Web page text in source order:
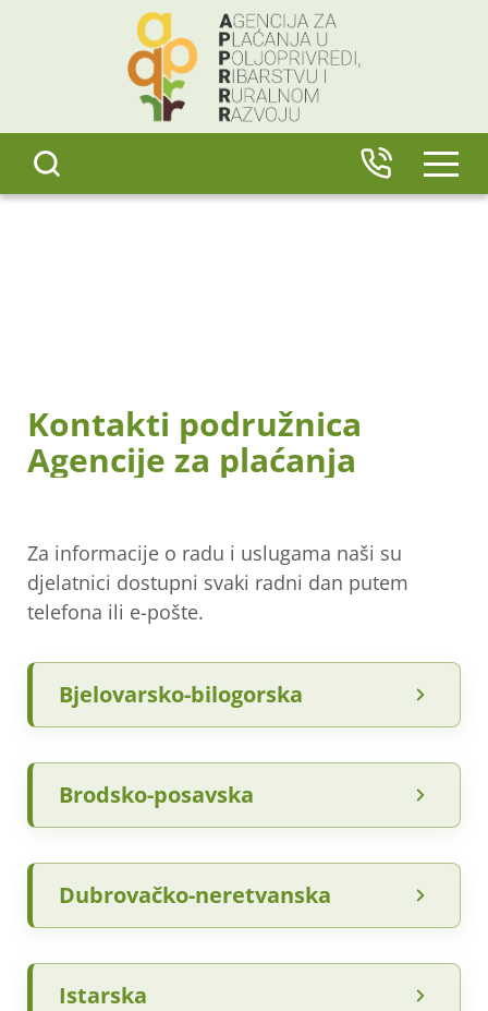
Kontakti podružnica
Agencije za plaćanja
Za informacije o radu i uslugama naši su
djelatnici dostupni svaki radni dan putem
telefona ili e-pošte.
Bjelovarsko-bilogorska
Brodsko-posavska
Dubrovačko-neretvanska
Istarska